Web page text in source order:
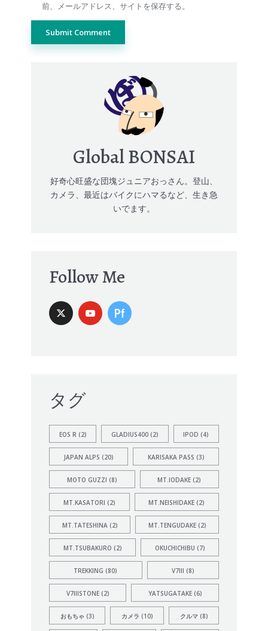
前、メールアドレス、サイトを保存する。
Global BONSAI
好奇心旺盛な団塊ジュニアおっさん。登山、
カメラ、最近はバイクにハマるなど、生き急
いでます。
Follow Me
タグ
EOS R(2) GLADIUS400(2) IPOD (4)
JAPAN ALPS (20) KARISAKA PASS (3)
MOTO GUZZI (8) MT.IODAKE (2)
MT.KASATORI (2) MT.NEISHIDAKE (2)
MT.TATESHINA(2) MT.TENGUDAKE(2)
MT.TSUBAKURO (2) OKUCHICHIBU (7)
TREKKING (80) V7III (8)
V7IIISTONE(2) YATSUGATAKE(6)
おもちゃ (3) カメラ (10) クルマ(8)